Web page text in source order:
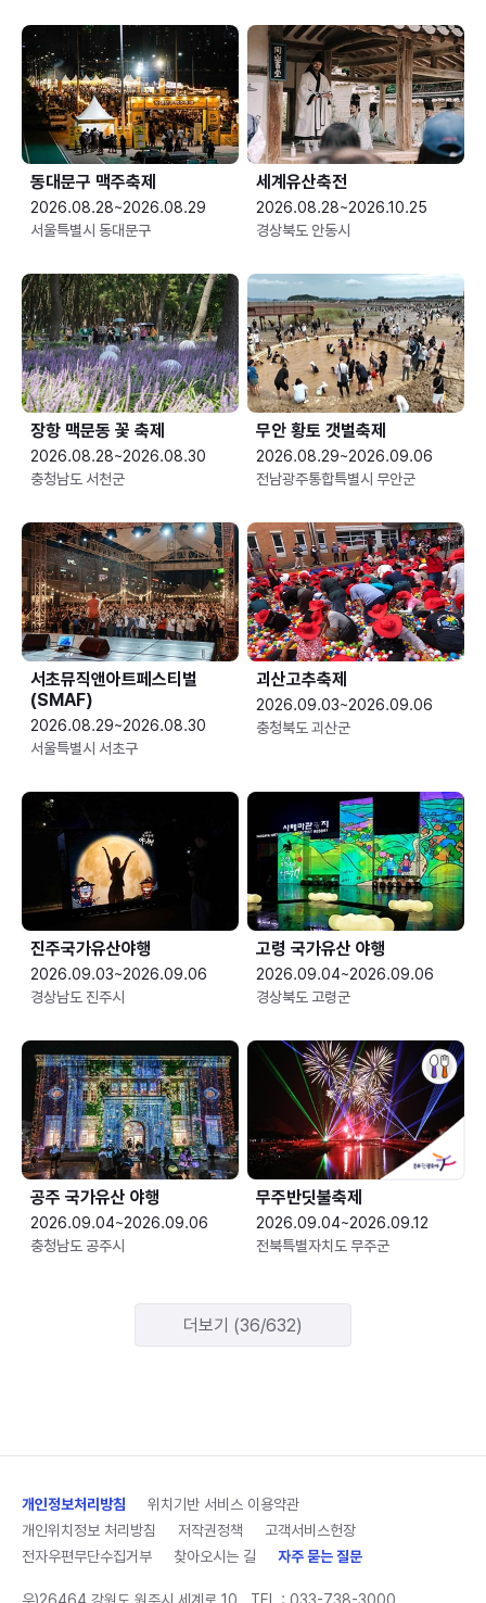
동대문구 맥주축제
2026.08.28~2026.08.29
서울특별시 동대문구
세계유산축전
2026.08.28~2026.10.25
경상북도 안동시
장항 맥문동 꽃 축제
2026.08.28~2026.08.30
충청남도 서천군
무안 황토 갯벌축제
2026.08.29~2026.09.06
전남광주통합특별시 무안군
서초뮤직앤아트페스티벌
(SMAF)
2026.08.29~2026.08.30
서울특별시 서초구
괴산고추축제
2026.09.03~2026.09.06
충청북도 괴산군
진주국가유산야행
2026.09.03~2026.09.06
경상남도 진주시
고령 국가유산 야행
2026.09.04~2026.09.06
경상북도 고령군
공주 국가유산 야행
2026.09.04~2026.09.06
충청남도 공주시
무주반딧불축제
2026.09.04~2026.09.12
전북특별자치도 무주군
더보기 (36/632)
개인정보처리방침
위치기반 서비스 이용약관
개인위치정보 처리방침
저작권정책
고객서비스헌장
전자우편무단수집거부
찾아오시는 길 자주 묻는 질문